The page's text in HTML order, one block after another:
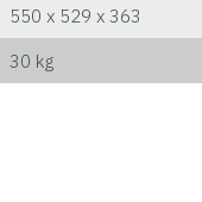
550 x 529 x 363
30 kg